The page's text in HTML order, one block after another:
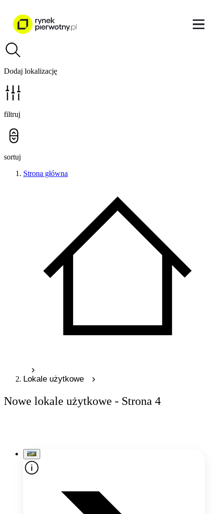
Dodaj lokalizację
filtruj
sortuj
Strona główna
Lokale użytkowe
Nowe lokale użytkowe - Strona 4